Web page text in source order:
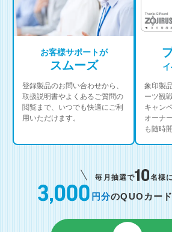
お客様サポートが
スムーズ
登録製品のお問い合わせから、
取扱説明書やよくあるご質問の
閲覧まで、いつでも快適にご利
用いただけます。
象印製
ーツ観
キャン
オーナ
も随時
毎月抽選で 名様
円分のQUOカー